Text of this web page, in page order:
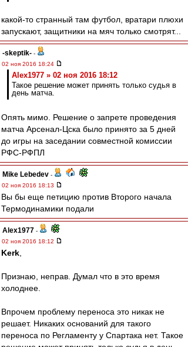
какой-то странный там футбол, вратари плюхи
запускают, защитники на мяч только смотрят...
-skeptik- -
02 ноя 2016 18:24
Alex1977 » 02 ноя 2016 18:12
Такое решение может принять только судья в
день матча.
Опять мимо. Решение о запрете проведения
матча Арсенал-Цска было принято за 5 дней
до игры на заседании совместной комиссии
РФС-РФПЛ
Mike Lebedev -
02 ноя 2016 18:13
Вы бы еще петицию против Второго начала
Термодинамики подали
Alex1977 -
02 ноя 2016 18:12
Kerk
Признаю, неправ. Думал что в это время
холоднее.
Впрочем проблему переноса это никак не
решает. Никаких оснований для такого
переноса по Регламенту у Спартака нет. Такое